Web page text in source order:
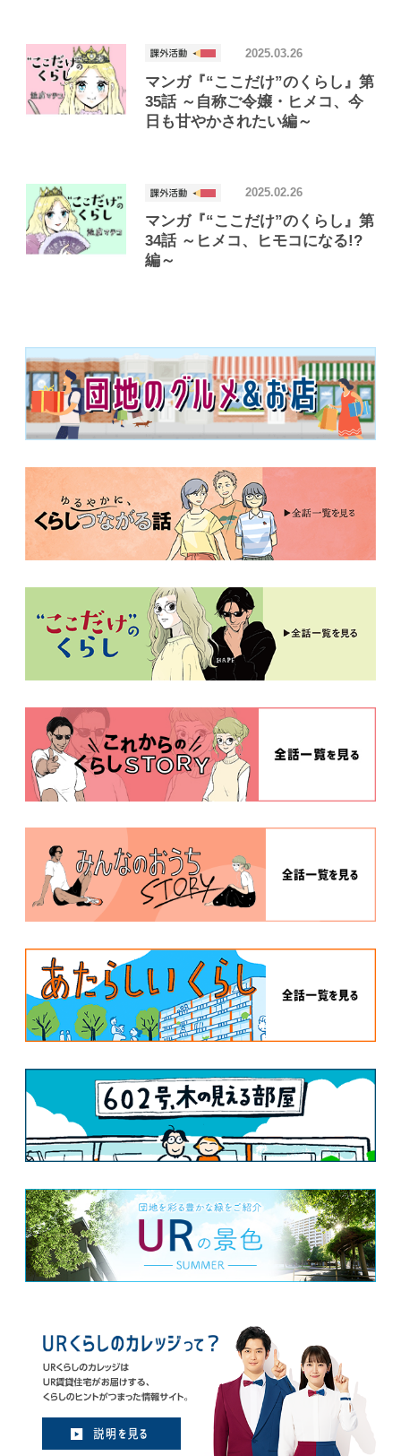
マンガ『“ここだけ”のくらし』第
35話 ～自称ご令嬢・ヒメコ、今
日も甘やかされたい編～
2025.03.26
マンガ『“ここだけ”のくらし』第
34話 ～ヒメコ、ヒモコになる!?
編～
2025.02.26